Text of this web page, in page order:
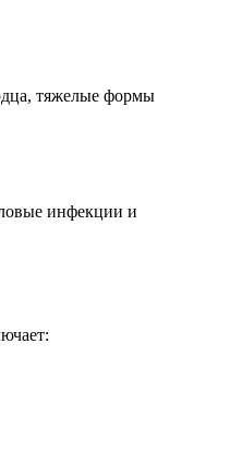
тяжелые формы
инфекции и